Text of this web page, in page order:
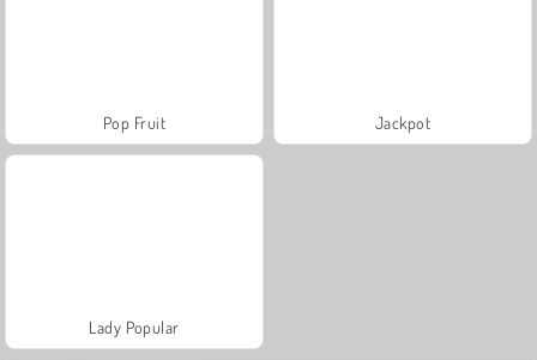
Pop Fruit Jackpot
Lady Popular